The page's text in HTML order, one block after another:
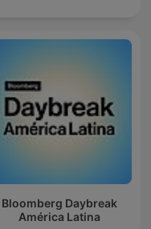
Bloomberg Daybreak
América Latina